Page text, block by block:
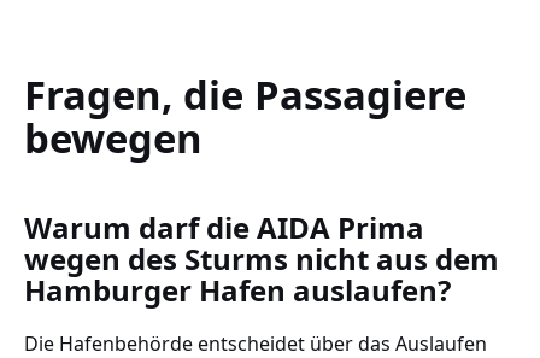
Fragen, die Passagiere
bewegen
Warum darf die AIDA Prima
wegen des Sturms nicht aus dem
Hamburger Hafen auslaufen?
Die Hafenbehörde entscheidet über das Auslaufen